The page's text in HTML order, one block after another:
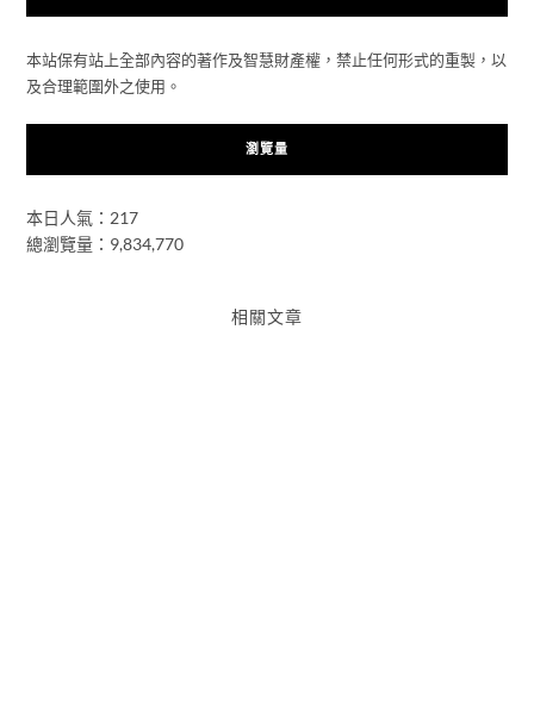
本站保有站上全部內容的著作及智慧財產權，禁止任何形式的重製，以
及合理範圍外之使用。
瀏覽量
本日人氣：217
總瀏覽量：9,834,770
相關文章